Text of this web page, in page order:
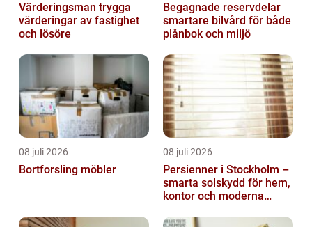
Värderingsman trygga
värderingar av fastighet
och lösöre
Begagnade reservdelar
smartare bilvård för både
plånbok och miljö
08 juli 2026
Bortforsling möbler
08 juli 2026
Persienner i Stockholm –
smarta solskydd för hem,
kontor och moderna